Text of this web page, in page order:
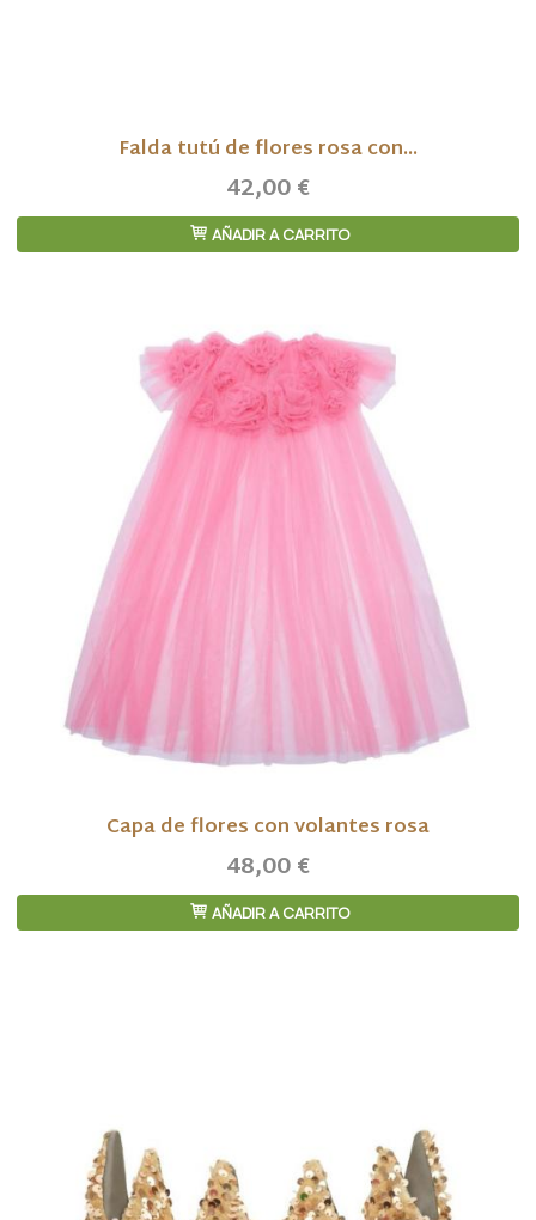
Falda tutú de flores rosa con...
42,00 €
AÑADIR A CARRITO
Capa de flores con volantes rosa
48,00 €
AÑADIR A CARRITO